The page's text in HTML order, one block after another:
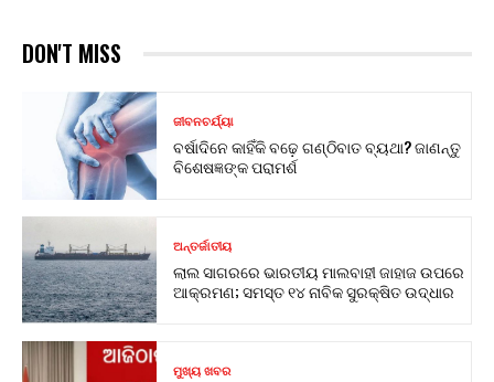
DON'T MISS
ଜୀବନଚର୍ଯ୍ୟା
ବର୍ଷାଦିନେ କାହିଁକି ବଢ଼େ ଗଣ୍ଠିବାତ ବ୍ୟଥା? ଜାଣନ୍ତୁ
ବିଶେଷଜ୍ଞଙ୍କ ପରାମର୍ଶ
ଅନ୍ତର୍ଜାତୀୟ
ଲାଲ ସାଗରରେ ଭାରତୀୟ ମାଲବାହୀ ଜାହାଜ ଉପରେ
ଆକ୍ରମଣ; ସମସ୍ତ ୧୪ ନାବିକ ସୁରକ୍ଷିତ ଉଦ୍ଧାର
ମୁଖ୍ୟ ଖବର